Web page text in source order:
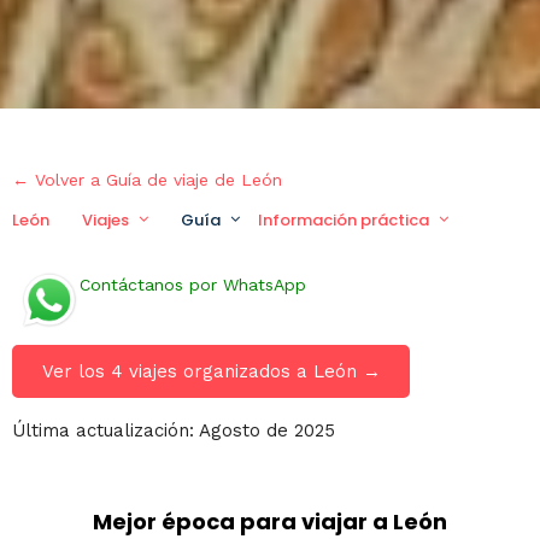
← Volver a Guía de viaje de León
León Viajes Guía Información práctica
Contáctanos por WhatsApp
Ver los 4 viajes organizados a León →
Última actualización: Agosto de 2025
Mejor época para viajar a León